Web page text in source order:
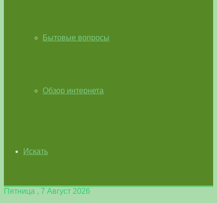
Бытовые вопросы
Обзор интернета
Искать
Пятница , 7 Август 2026